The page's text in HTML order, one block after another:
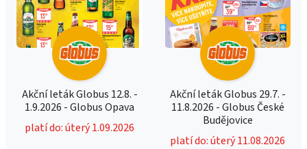
Akční leták Globus 12.8. -
1.9.2026 - Globus Opava
platí do: úterý 1.09.2026
Akční leták Globus 29.7. -
11.8.2026 - Globus České
Budějovice
platí do: úterý 11.08.2026